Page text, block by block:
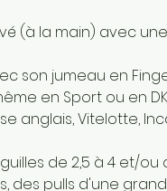
(à la main) avec
son jumeau en
en Sport ou en
anglais, Vitelotte,
de 2,5 à 4 et/
des pulls d'une